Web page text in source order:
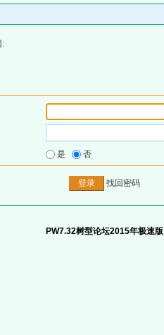
:
是 否
找回密码
PW7.32树型论坛2015年极速版